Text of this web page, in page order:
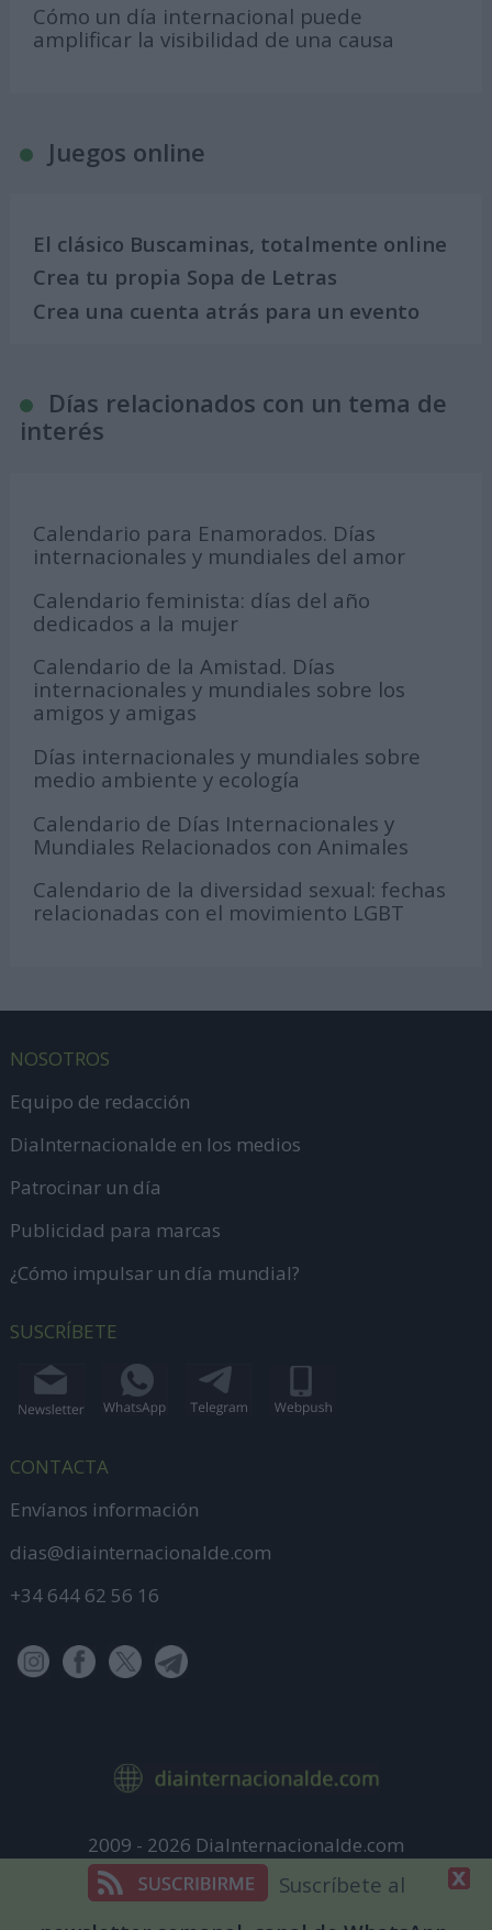
Cómo un día internacional puede
amplificar la visibilidad de una causa
Juegos online
El clásico Buscaminas, totalmente online
Crea tu propia Sopa de Letras
Crea una cuenta atrás para un evento
Días relacionados con un tema de
interés
Calendario para Enamorados. Días
internacionales y mundiales del amor
Calendario feminista: días del año
dedicados a la mujer
Calendario de la Amistad. Días
internacionales y mundiales sobre los
amigos y amigas
Días internacionales y mundiales sobre
medio ambiente y ecología
Calendario de Días Internacionales y
Mundiales Relacionados con Animales
Calendario de la diversidad sexual: fechas
relacionadas con el movimiento LGBT
NOSOTROS
Equipo de redacción
DiaInternacionalde en los medios
Patrocinar un día
Publicidad para marcas
¿Cómo impulsar un día mundial?
SUSCRÍBETE
CONTACTA
Envíanos información
dias@diainternacionalde.com
+34 644 62 56 16
2009 - 2026 DiaInternacionalde.com
Aviso LegalSuscríbete al